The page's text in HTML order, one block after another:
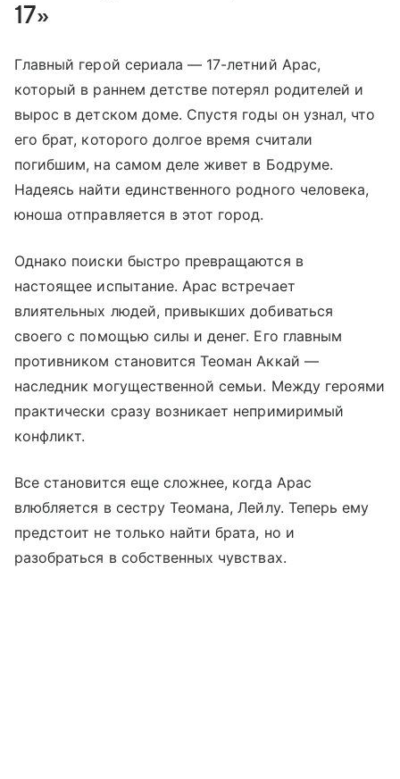
17»
Главный герой сериала — 17-летний Арас,
который в раннем детстве потерял родителей и
вырос в детском доме. Спустя годы он узнал, что
его брат, которого долгое время считали
погибшим, на самом деле живет в Бодруме.
Надеясь найти единственного родного человека,
юноша отправляется в этот город.
Однако поиски быстро превращаются в
настоящее испытание. Арас встречает
влиятельных людей, привыкших добиваться
своего с помощью силы и денег. Его главным
противником становится Теоман Аккай —
наследник могущественной семьи. Между героями
практически сразу возникает непримиримый
конфликт.
Все становится еще сложнее, когда Арас
влюбляется в сестру Теомана, Лейлу. Теперь ему
предстоит не только найти брата, но и
разобраться в собственных чувствах.